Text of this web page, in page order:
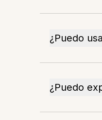
¿Puedo
¿Puedo